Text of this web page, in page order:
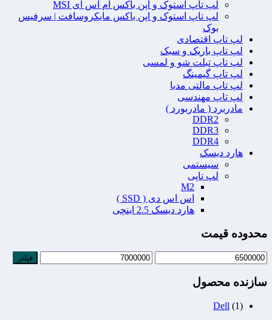
لپ تاپ استوک و اپن باکس ام اس آی MSI
لپ تاپ استوک و اپن باکس مایکروسافت | سرفیس
بوک
لپ تاپ اقتصادی
لپ تاپ باریک و سبک
لپ تاپ تبلت شو و لمسی
لپ تاپ گیمینگ
لپ تاپ مالتی مدیا
لپ تاپ مهندسی
مادربرد ( مادربورد )
DDR2
DDR3
DDR4
هارد دیسک
سیستمی
لپ تاپی
M2
اس اس دی ( SSD )
هارد دیسک 2.5 اینچی
محدوده قیمت
فیلتر
سازنده محصول
Dell (1)